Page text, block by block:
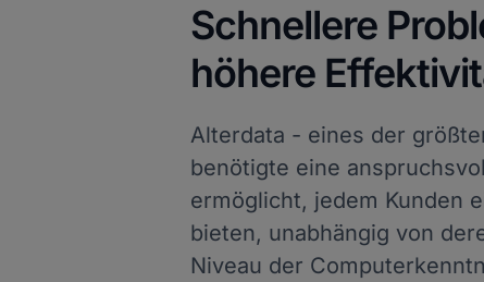
Schnellere
höhere
Alterdata - eines der
benötigte eine
ermöglicht, jedem Kunden
bieten, unabhängig von
Niveau der